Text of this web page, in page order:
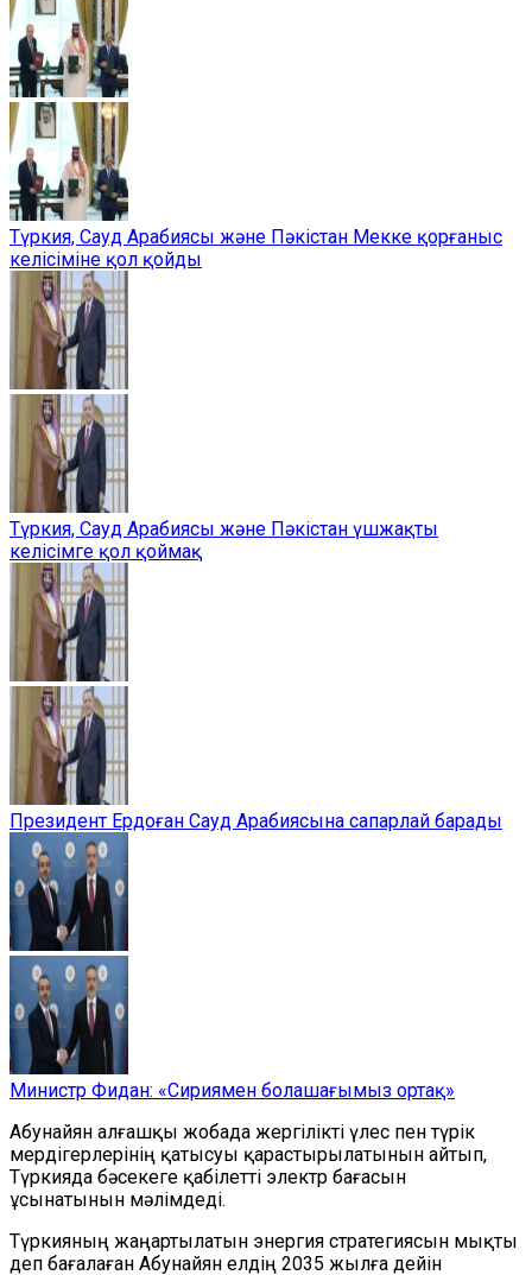
Түркия, Сауд Арабиясы және Пәкістан Мекке қорғаныс
келісіміне қол қойды
Түркия, Сауд Арабиясы және Пәкістан үшжақты
келісімге қол қоймақ
Президент Ердоған Сауд Арабиясына сапарлай барады
Министр Фидан: «Сириямен болашағымыз ортақ»
Абунайян алғашқы жобада жергілікті үлес пен түрік
мердігерлерінің қатысуы қарастырылатынын айтып,
Түркияда бәсекеге қабілетті электр бағасын
ұсынатынын мәлімдеді.
Түркияның жаңартылатын энергия стратегиясын мықты
деп бағалаған Абунайян елдің 2035 жылға дейін